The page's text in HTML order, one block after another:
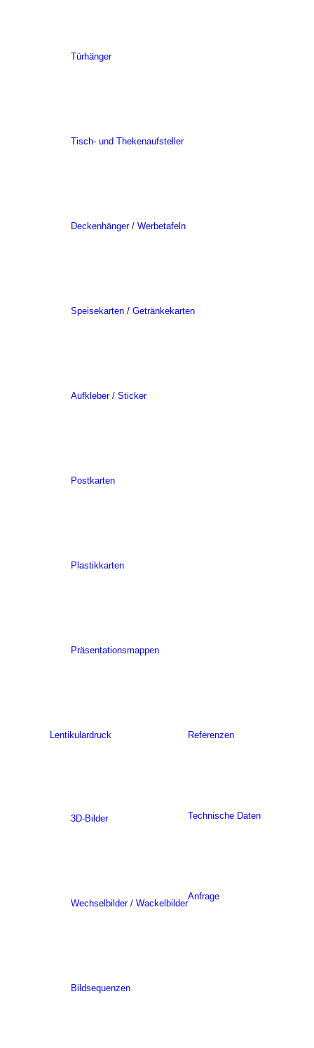
Türhänger
Tisch- und Thekenaufsteller
Deckenhänger / Werbetafeln
Speisekarten / Getränkekarten
Aufkleber / Sticker
Postkarten
Plastikkarten
Präsentationsmappen
Lentikulardruck
3D-Bilder
Wechselbilder / Wackelbilder
Bildsequenzen
Referenzen
Technische Daten
Anfrage